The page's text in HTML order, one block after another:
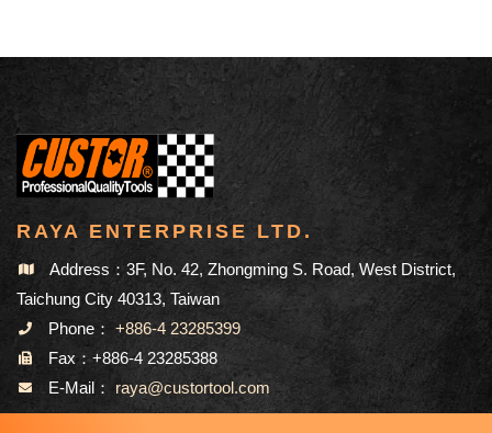
RAYA ENTERPRISE LTD.
Address：3F, No. 42, Zhongming S. Road, West District,
Taichung City 40313, Taiwan
Phone： +886-4 23285399
Fax：+886-4 23285388
E-Mail： raya@custortool.com